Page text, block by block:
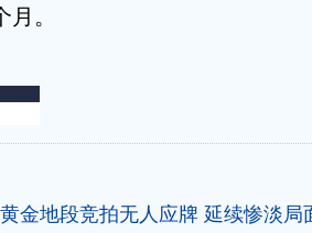
。
金地段竞拍无人应牌 延续惨淡局